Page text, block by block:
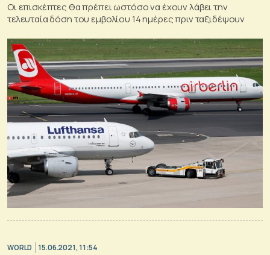
Οι επισκέπτες θα πρέπει ωστόσο να έχουν λάβει την
τελευταία δόση του εμβολίου 14 ημέρες πριν ταξιδέψουν
WORLD 15.06.2021, 11:54